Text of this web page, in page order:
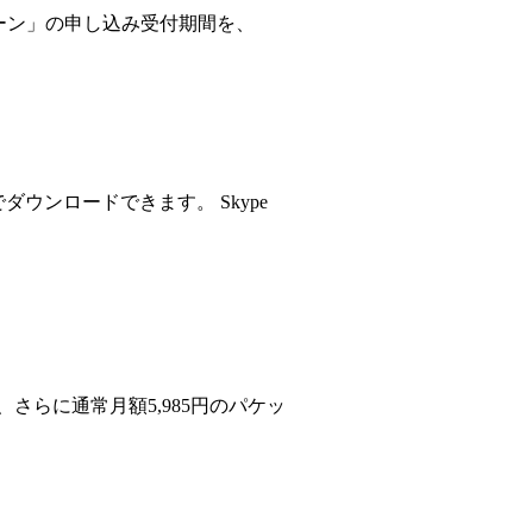
」の申し込み受付期間を、
ウンロードできます。 Skype
さらに通常月額5,985円のパケッ